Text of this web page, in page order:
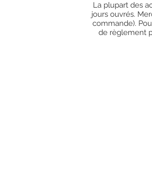
La plupart des
jours ouvrés.
commande).
de règlement